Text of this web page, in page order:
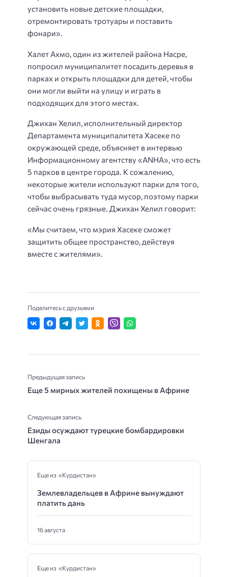
установить новые детские площадки,
отремонтировать тротуары и поставить
фонари».
Халет Ахмо, один из жителей района Насре,
попросил муниципалитет посадить деревья в
парках и открыть площадки для детей, чтобы
они могли выйти на улицу и играть в
подходящих для этого местах.
Джихан Хелил, исполнительный директор
Департамента муниципалитета Хасеке по
окружающей среде, объясняет в интервью
Информационному агентству «ANHA», что есть
5 парков в центре города. К сожалению,
некоторые жители используют парки для того,
чтобы выбрасывать туда мусор, поэтому парки
сейчас очень грязные. Джихан Хелил говорит:
«Мы считаем, что мэрия Хасеке сможет
защитить общее пространство, действуя
вместе с жителями».
Поделитесь с друзьями
Предыдущая запись
Еще 5 мирных жителей похищены в Африне
Следующая запись
Езиды осуждают турецкие бомбардировки
Шенгала
Еще из «Курдистан»
Землевладельцев в Африне вынуждают
платить дань
16 августа
Еще из «Курдистан»